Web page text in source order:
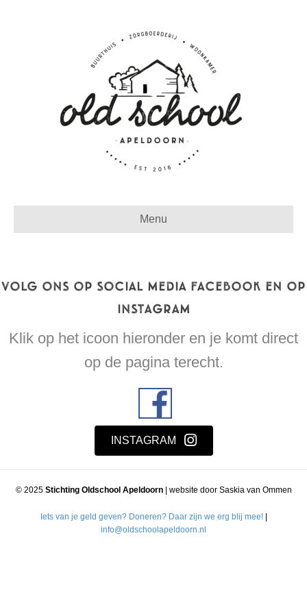
Menu
volg ons op social media facebook en op
instagram
Klik op het icoon hieronder en je komt direct
op de pagina terecht.
INSTAGRAM
© 2025 Stichting Oldschool Apeldoorn| website door Saskia van Ommen
Iets van je geld geven? Doneren? Daar zijn we erg blij mee!
info@oldschoolapeldoorn.nl